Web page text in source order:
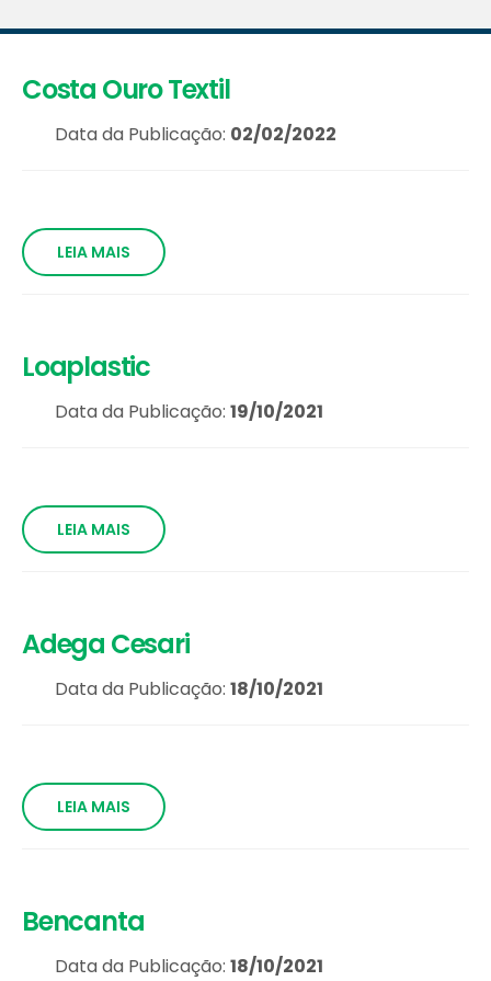
Costa Ouro Textil
Data da Publicação: 02/02/2022
LEIA MAIS
Loaplastic
Data da Publicação: 19/10/2021
LEIA MAIS
Adega Cesari
Data da Publicação: 18/10/2021
LEIA MAIS
Bencanta
Data da Publicação: 18/10/2021